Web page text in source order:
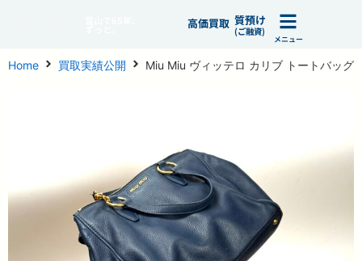
高価買取 質預け
(ご融資)
メニュー
Home 買取実績公開 Miu Miu ヴィッテロ カリブ トートバッグ